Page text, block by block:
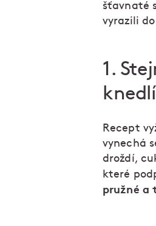
šťavnaté
vyrazili
1.
Recept
vynechá
droždí,
které
pružné a